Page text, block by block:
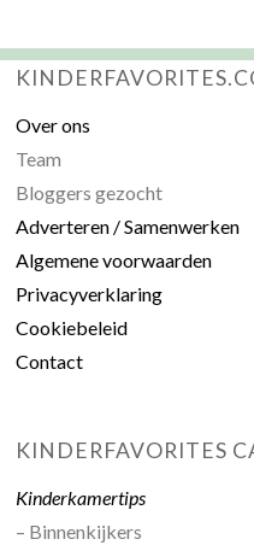
Over ons
Team
Bloggers gezocht
Adverteren / Samenwerken
Algemene voorwaarden
Privacyverklaring
Cookiebeleid
Contact
KINDERFAVORITES
Kinderkamertips
– Binnenkijkers